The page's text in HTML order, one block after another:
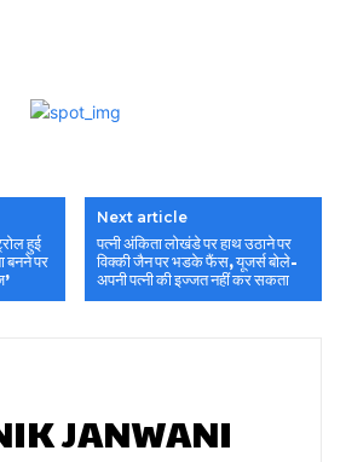
हुई
बनने पर
Next article
पत्नी अंकिता लोखंडे पर हाथ उठाने पर
विक्की जैन पर भडके फैंस, यूजर्स बोले-
अपनी पत्नी की इज्जत नहीं कर सकता
JANWANI